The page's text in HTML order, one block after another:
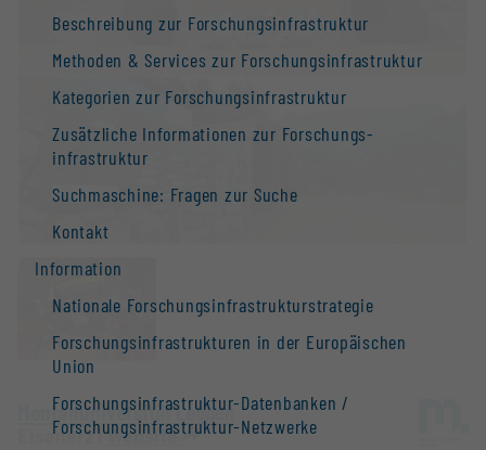
Beschreibung zur Forschungs­infrastruktur
Methoden & Services zur Forschungs­infrastruktur
Kategorien zur Forschungs­infrastruktur
Zusätzliche Informationen zur Forschungs­
infrastruktur
Suchmaschine: Fragen zur Suche
Kontakt
Information
Nationale Forschungs­infrastruktur­strategie
Forschungs­infrastrukturen in der Europäischen
Union
Forschungs­infrastruktur-Datenbanken /
Forschungs­infrastruktur-Netzwerke
Montanuniversität Leoben
Eisenerz |Website